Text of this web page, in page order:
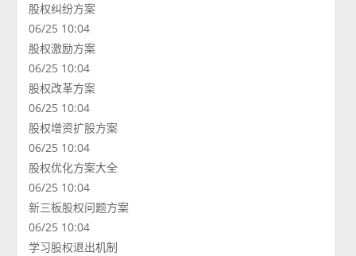
股权纠纷方案
06/25 10:04
股权激励方案
06/25 10:04
股权改革方案
06/25 10:04
股权增资扩股方案
06/25 10:04
股权优化方案大全
06/25 10:04
新三板股权问题方案
06/25 10:04
学习股权退出机制